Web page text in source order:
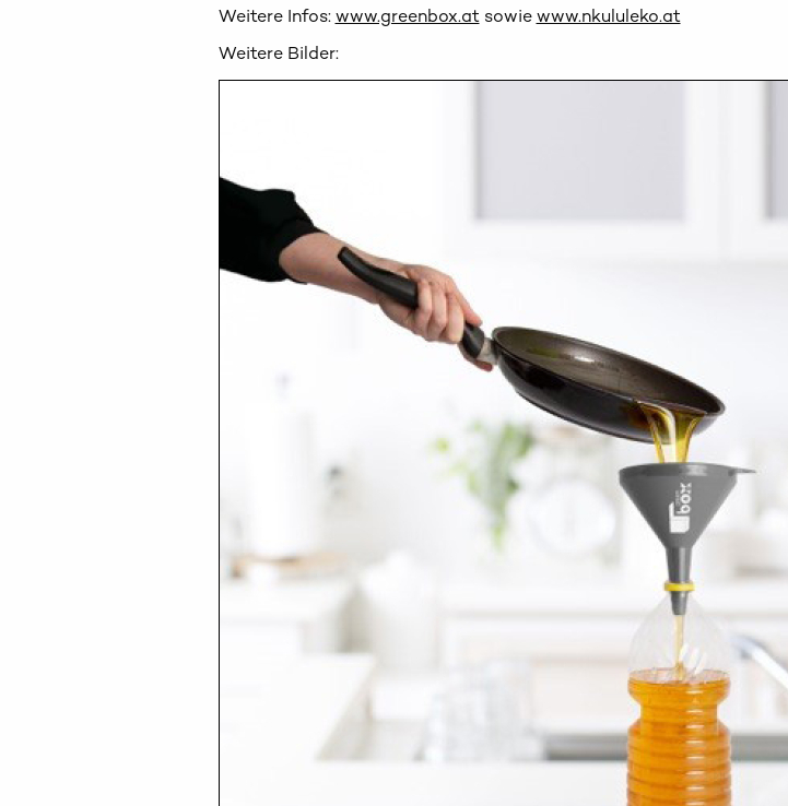
Weitere Infos:www.greenbox.atsowiewww.nkululeko.at
Weitere Bilder: